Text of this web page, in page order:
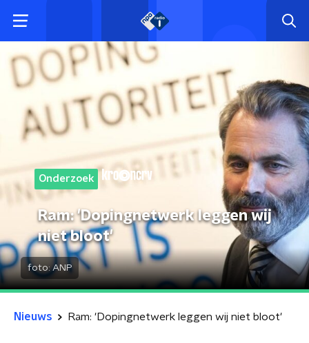
Onderzoek
Ram: 'Dopingnetwerk leggen wij
niet bloot'
foto:ANP
Nieuws Ram: 'Dopingnetwerk leggen wij niet bloot'